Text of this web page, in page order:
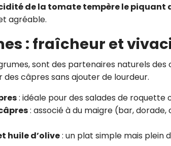
de la tomate tempère le piquant
agréable.
: fraîcheur et
sont des partenaires naturels des
câpres sans ajouter de lourdeur.
: idéale pour des salades de roquette
: associé à du maigre (bar,
huile d’olive: un plat simple mais plein